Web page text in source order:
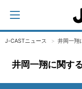
J-CASTニュース 井岡一翔
井岡一翔に関す